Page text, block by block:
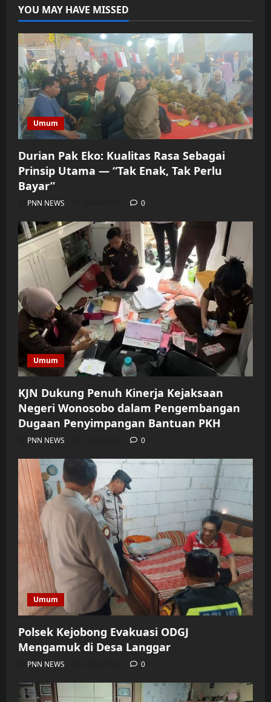
YOU MAY HAVE MISSED
Umum
Durian Pak Eko: Kualitas Rasa Sebagai
Prinsip Utama — “Tak Enak, Tak Perlu
Bayar”
PNN NEWS 0
Umum
KJN Dukung Penuh Kinerja Kejaksaan
Negeri Wonosobo dalam Pengembangan
Dugaan Penyimpangan Bantuan PKH
PNN NEWS 0
Umum
Polsek Kejobong Evakuasi ODGJ
Mengamuk di Desa Langgar
PNN NEWS 0